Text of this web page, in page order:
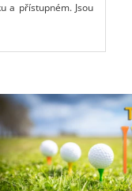
a přístupném. Jsou